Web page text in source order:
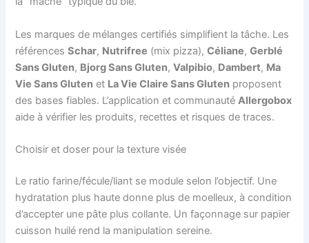
Les marques de mélanges certifiés simplifient la tâche. Les
référencesSchar, Nutrifree (mix pizza),Céliane,Gerblé
Sans Gluten, Bjorg Sans Gluten,Valpibio, Dambert, Ma
Vie Sans Gluten et La Vie Claire Sans Gluten proposent
des bases fiables. L’application et communautéAllergobox
aide à vérifier les produits, recettes et risques de traces.
Choisir et doser pour la texture visée
Le ratio farine/fécule/liant se module selon l’objectif. Une
hydratation plus haute donne plus de moelleux, à condition
d’accepter une pâte plus collante. Un façonnage sur papier
cuisson huilé rend la manipulation sereine.